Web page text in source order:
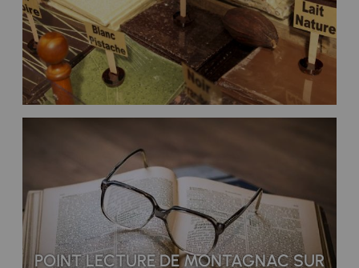
POINT LECTURE DE MONTAGNAC SUR